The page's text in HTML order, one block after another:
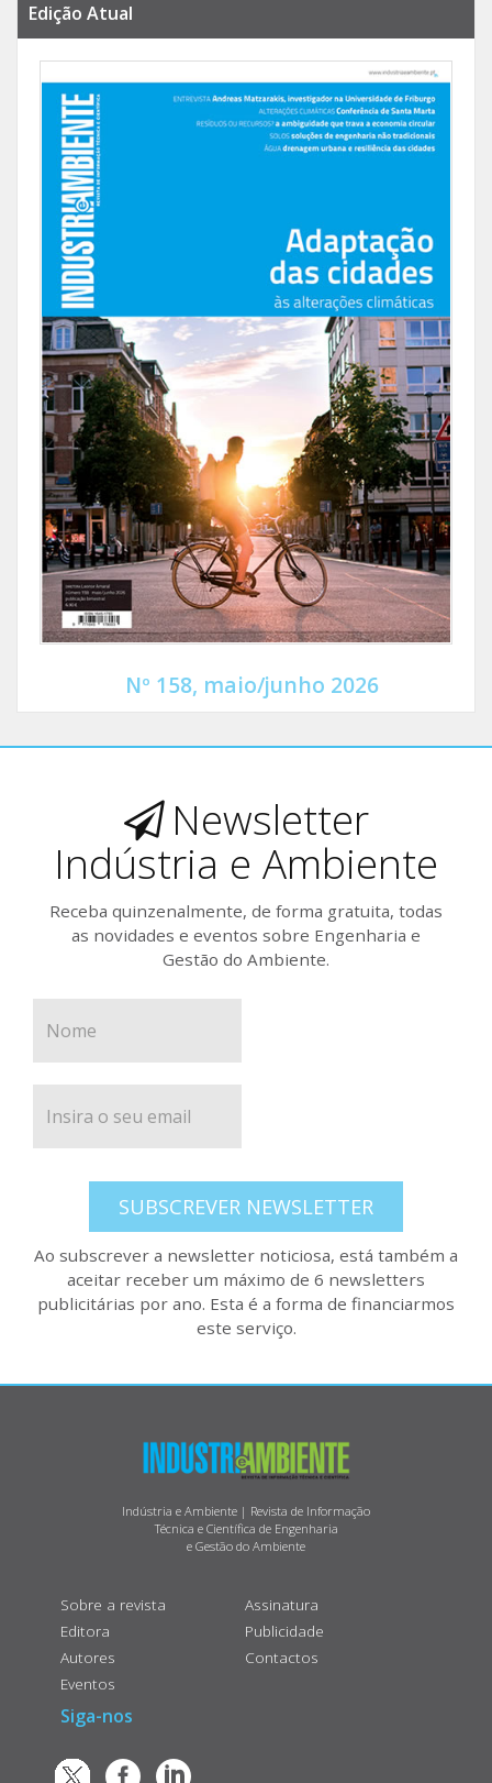
Edição Atual
Nº 158, maio/junho 2026
Newsletter
Indústria e Ambiente
Receba quinzenalmente, de forma gratuita, todas
as novidades e eventos sobre Engenharia e
Gestão do Ambiente.
SUBSCREVER NEWSLETTER
Ao subscrever a newsletter noticiosa, está também a
aceitar receber um máximo de 6 newsletters
publicitárias por ano. Esta é a forma de financiarmos
este serviço.
Indústria e Ambiente | Revista de Informação
Técnica e Científica de Engenharia
e Gestão do Ambiente
Sobre a revista
Editora
Autores
Eventos
Assinatura
Publicidade
Contactos
Siga-nos